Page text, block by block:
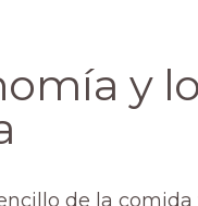
y
de la